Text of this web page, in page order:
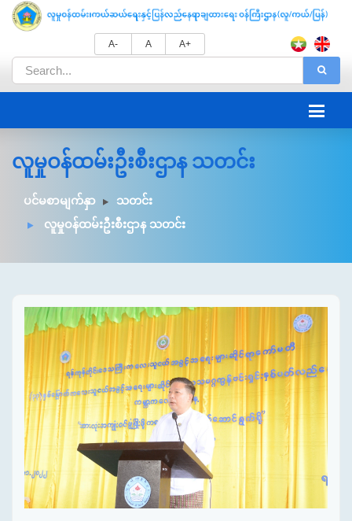
A- A A+
လူမှုဝန်ထမ်းဦးစီးဌာန သတင်း
ပင်မစာမျက်နှာ
သတင်း
လူမှုဝန်ထမ်းဦးစီးဌာန သတင်း